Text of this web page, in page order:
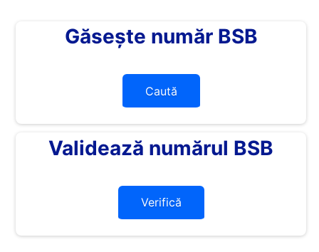
Găsește număr BSB
Caută
Validează numărul BSB
Verifică